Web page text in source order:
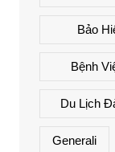
Bảo
Bệnh
Du Lịch
Generali